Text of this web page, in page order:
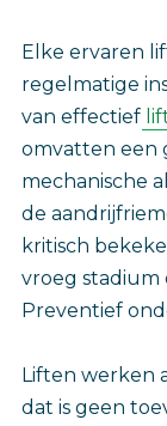
Elke ervaren
regelmatige
van effectief
omvatten een
mechanische
de
kritisch
vroeg stadium
Preventief
Liften werken
dat is geen